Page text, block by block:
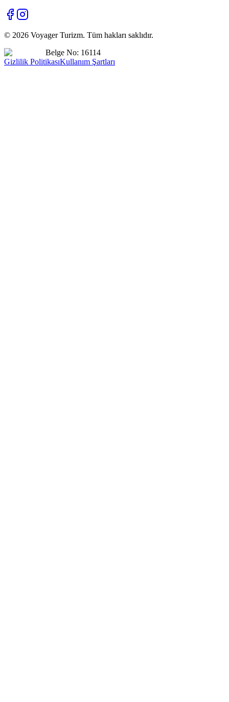
© 2026 Voyager Turizm. Tüm hakları saklıdır.
Belge No: 16114
Gizlilik PolitikasıKullanım Şartları